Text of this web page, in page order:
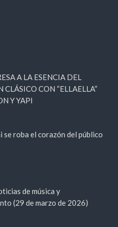
A LA ESENCIA DEL
CLÁSICO CON “ELLAELLA”
Y YAPI
se roba el corazón del público
de música y
(29 de marzo de 2026)